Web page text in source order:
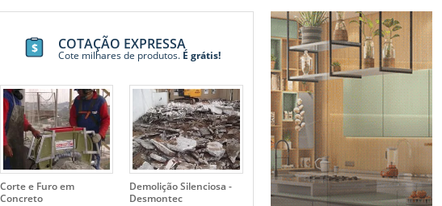
COTAÇÃO EXPRESSA
Cote milhares de produtos.É grátis!
Corte e Furo em
Concreto
Demolição Silenciosa -
Desmontec